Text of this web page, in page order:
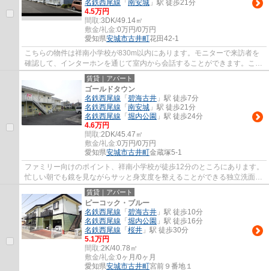
名鉄西尾線 「 南安城 」駅 徒歩21分
4.5万円
間取:3DK/49.14㎡
敷金/礼金:0万円/0万円
愛知県安城市古井町花田42-1
こちらの物件は祥南小学校が830m以内にあります。モニターで来訪者を
確認して、インターホンを通じて室内から会話することができます。こち
らの物件では、駐車場が月額4400円でご利用...
賃貸｜アパート
ゴールドタウン
名鉄西尾線 「 碧海古井 」駅 徒歩7分
名鉄西尾線 「 南安城 」駅 徒歩21分
名鉄西尾線 「 堀内公園 」駅 徒歩24分
4.6万円
間取:2DK/45.47㎡
敷金/礼金:0万円/0万円
愛知県安城市古井町金蔵塚5-1
ファミリー向けのポイント、祥南小学校が徒歩12分のところにあります。
忙しい朝でも鏡を見ながらサッと身支度を整えることができる独立洗面台
を備えております。安城市エリアにある賃...
賃貸｜アパート
ピーコック・ブルー
名鉄西尾線 「 碧海古井 」駅 徒歩10分
名鉄西尾線 「 堀内公園 」駅 徒歩16分
名鉄西尾線 「 桜井 」駅 徒歩30分
5.1万円
間取:2K/40.78㎡
敷金/礼金:0ヶ月/0ヶ月
愛知県安城市古井町宮前９番地１